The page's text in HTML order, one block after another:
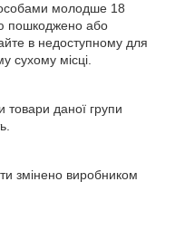
молодше 18
пошкоджено або
в недоступному для
сухому місці.
товари даної групи
змінено виробником